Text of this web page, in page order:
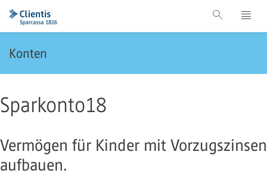
Konten
Sparkonto18
Vermögen für Kinder mit Vorzugszinsen
aufbauen.